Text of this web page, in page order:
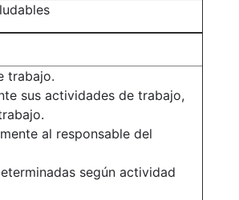
trabajo.
sus actividades de trabajo,
al responsable del
según actividad